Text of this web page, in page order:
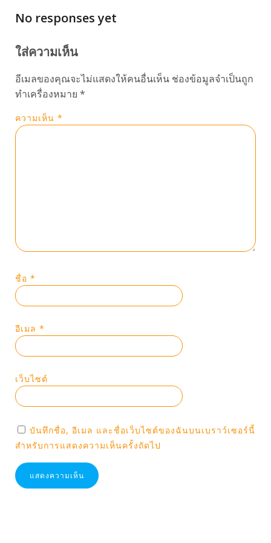
No responses yet
ใส่ความเห็น
อีเมลของคุณจะไม่แสดงให้คนอื่นเห็น ช่องข้อมูลจำเป็นถูก
ทำเครื่องหมาย *
ความเห็น *
ชื่อ *
อีเมล *
เว็บไซต์
บันทึกชื่อ, อีเมล และชื่อเว็บไซต์ของฉันบนเบราว์เซอร์นี้
สำหรับการแสดงความเห็นครั้งถัดไป